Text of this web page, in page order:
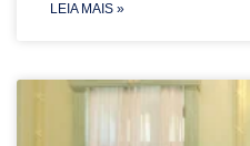
LEIA MAIS »